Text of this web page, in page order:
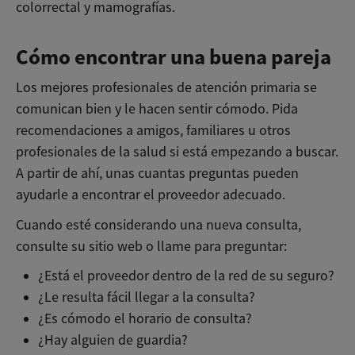
colorrectal y mamografías.
Cómo encontrar una buena pareja
Los mejores profesionales de atención primaria se
comunican bien y le hacen sentir cómodo. Pida
recomendaciones a amigos, familiares u otros
profesionales de la salud si está empezando a buscar.
A partir de ahí, unas cuantas preguntas pueden
ayudarle a encontrar el proveedor adecuado.
Cuando esté considerando una nueva consulta,
consulte su sitio web o llame para preguntar:
¿Está el proveedor dentro de la red de su seguro?
¿Le resulta fácil llegar a la consulta?
¿Es cómodo el horario de consulta?
¿Hay alguien de guardia?